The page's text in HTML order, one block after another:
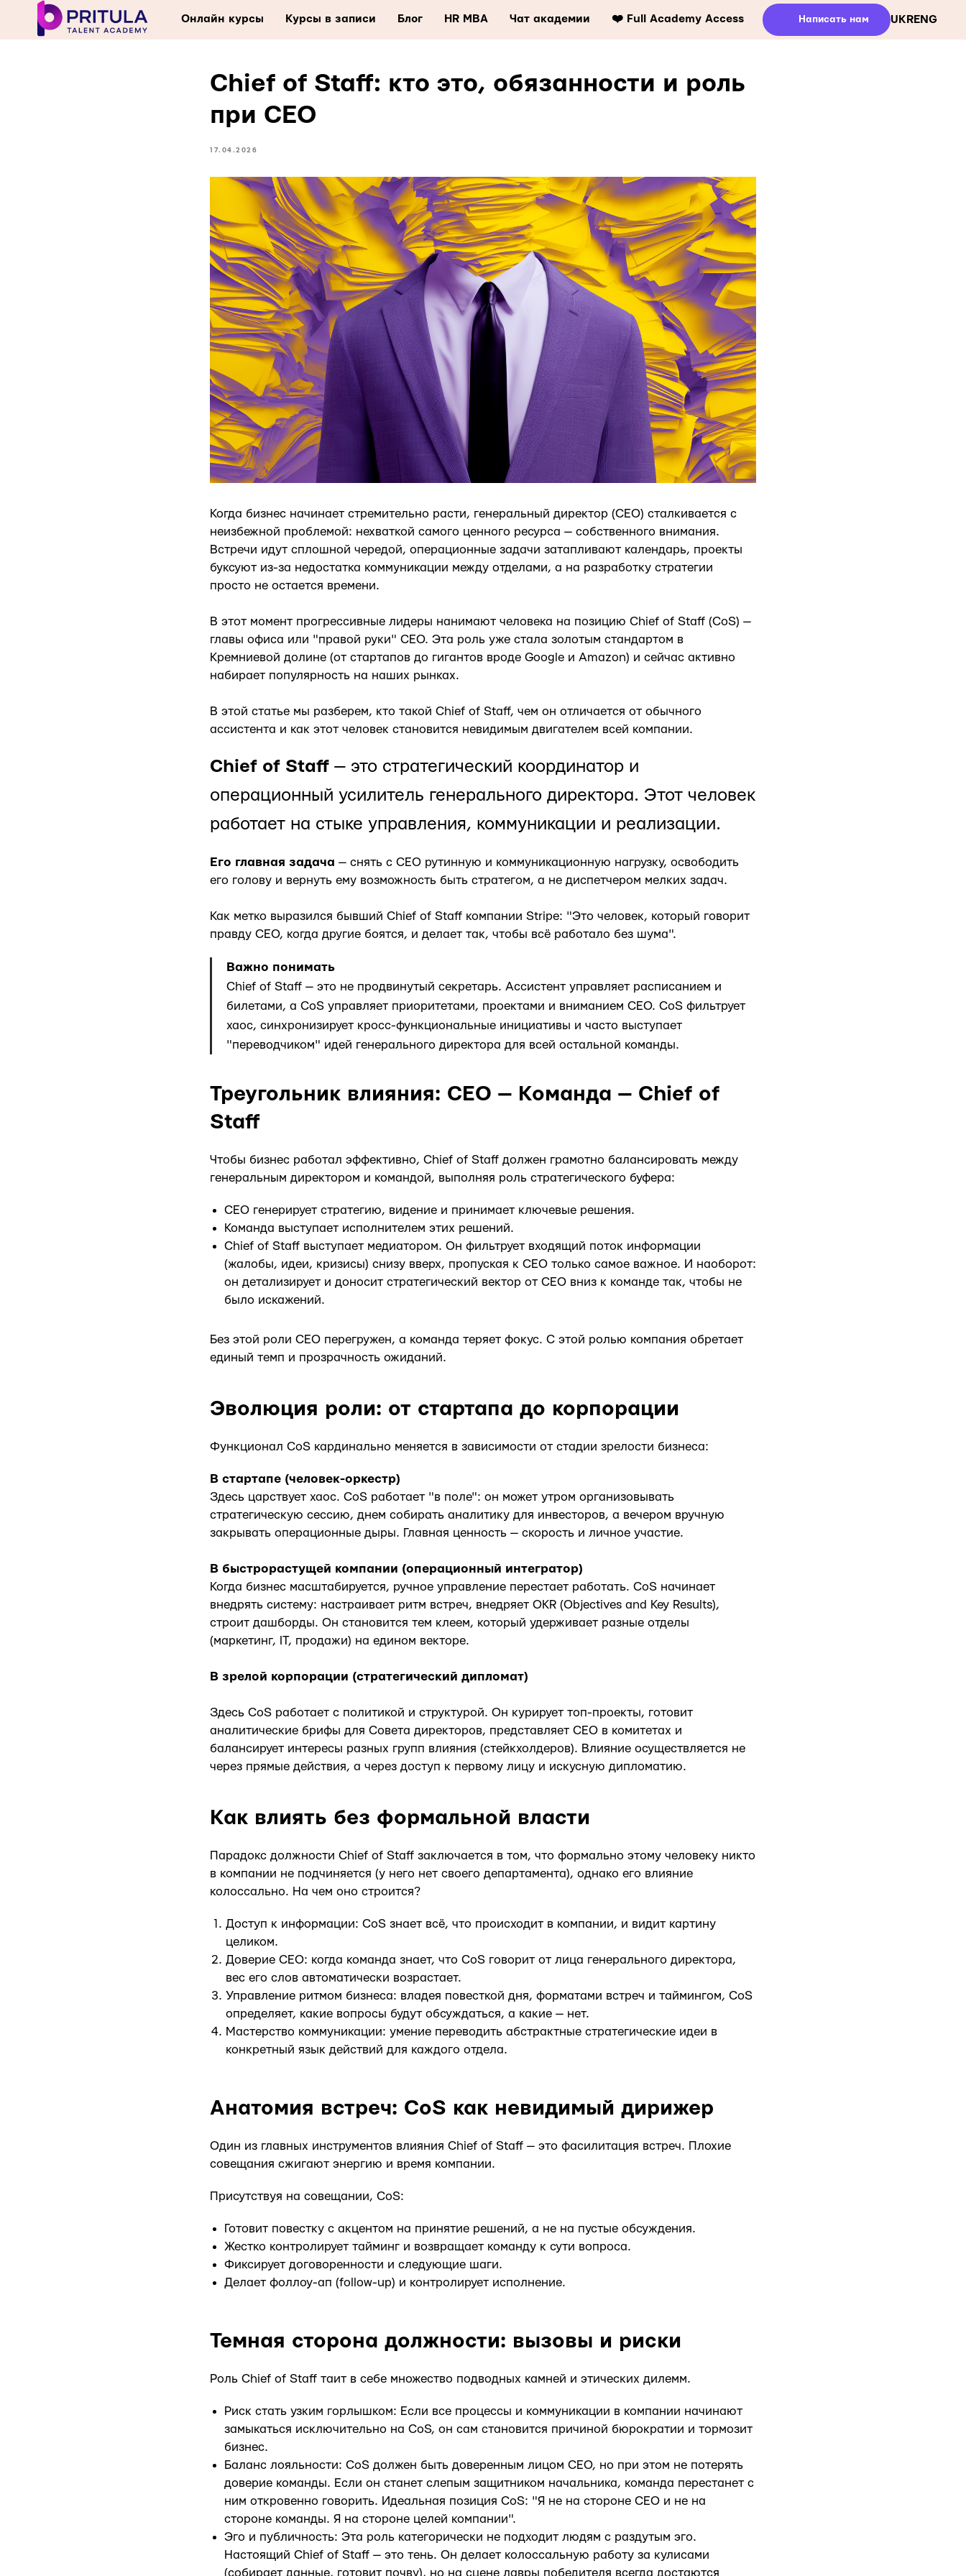
Онлайн курсы Курсы в записи Блог HR MBA Чат академии ❤️ Full Academy Access Написать нам UKR ENG
Chief of Staff: кто это, обязанности и роль
при CEO
17.04.2026
Когда бизнес начинает стремительно расти, генеральный директор (CEO) сталкивается с
неизбежной проблемой: нехваткой самого ценного ресурса — собственного внимания.
Встречи идут сплошной чередой, операционные задачи затапливают календарь, проекты
буксуют из-за недостатка коммуникации между отделами, а на разработку стратегии
просто не остается времени.
В этот момент прогрессивные лидеры нанимают человека на позицию Chief of Staff (CoS) —
главы офиса или "правой руки" CEO. Эта роль уже стала золотым стандартом в
Кремниевой долине (от стартапов до гигантов вроде Google и Amazon) и сейчас активно
набирает популярность на наших рынках.
В этой статье мы разберем, кто такой Chief of Staff, чем он отличается от обычного
ассистента и как этот человек становится невидимым двигателем всей компании.
Chief of Staff — это стратегический координатор и
операционный усилитель генерального директора. Этот человек
работает на стыке управления, коммуникации и реализации.
Его главная задача — снять с CEO рутинную и коммуникационную нагрузку, освободить
его голову и вернуть ему возможность быть стратегом, а не диспетчером мелких задач.
Как метко выразился бывший Chief of Staff компании Stripe: "Это человек, который говорит
правду CEO, когда другие боятся, и делает так, чтобы всё работало без шума".
Важно понимать
Chief of Staff — это не продвинутый секретарь. Ассистент управляет расписанием и
билетами, а CoS управляет приоритетами, проектами и вниманием CEO. CoS фильтрует
хаос, синхронизирует кросс-функциональные инициативы и часто выступает
"переводчиком" идей генерального директора для всей остальной команды.
Треугольник влияния: CEO — Команда — Chief of
Staff
Чтобы бизнес работал эффективно, Chief of Staff должен грамотно балансировать между
генеральным директором и командой, выполняя роль стратегического буфера:
CEO генерирует стратегию, видение и принимает ключевые решения.
Команда выступает исполнителем этих решений.
Chief of Staff выступает медиатором. Он фильтрует входящий поток информации
(жалобы, идеи, кризисы) снизу вверх, пропуская к CEO только самое важное. И наоборот:
он детализирует и доносит стратегический вектор от CEO вниз к команде так, чтобы не
было искажений.
Без этой роли CEO перегружен, а команда теряет фокус. С этой ролью компания обретает
единый темп и прозрачность ожиданий.
Эволюция роли: от стартапа до корпорации
Функционал CoS кардинально меняется в зависимости от стадии зрелости бизнеса:
В стартапе (человек-оркестр)
Здесь царствует хаос. CoS работает "в поле": он может утром организовывать
стратегическую сессию, днем собирать аналитику для инвесторов, а вечером вручную
закрывать операционные дыры. Главная ценность — скорость и личное участие.
В быстрорастущей компании (операционный интегратор)
Когда бизнес масштабируется, ручное управление перестает работать. CoS начинает
внедрять систему: настраивает ритм встреч, внедряет OKR (Objectives and Key Results),
строит дашборды. Он становится тем клеем, который удерживает разные отделы
(маркетинг, IT, продажи) на едином векторе.
В зрелой корпорации (стратегический дипломат)
Здесь CoS работает с политикой и структурой. Он курирует топ-проекты, готовит
аналитические брифы для Совета директоров, представляет CEO в комитетах и
балансирует интересы разных групп влияния (стейкхолдеров). Влияние осуществляется не
через прямые действия, а через доступ к первому лицу и искусную дипломатию.
Как влиять без формальной власти
Парадокс должности Chief of Staff заключается в том, что формально этому человеку никто
в компании не подчиняется (у него нет своего департамента), однако его влияние
колоссально. На чем оно строится?
Доступ к информации: CoS знает всё, что происходит в компании, и видит картину
целиком.
Доверие CEO: когда команда знает, что CoS говорит от лица генерального директора,
вес его слов автоматически возрастает.
Управление ритмом бизнеса: владея повесткой дня, форматами встреч и таймингом, CoS
определяет, какие вопросы будут обсуждаться, а какие — нет.
Мастерство коммуникации: умение переводить абстрактные стратегические идеи в
конкретный язык действий для каждого отдела.
Анатомия встреч: CoS как невидимый дирижер
Один из главных инструментов влияния Chief of Staff — это фасилитация встреч. Плохие
совещания сжигают энергию и время компании.
Присутствуя на совещании, CoS:
Готовит повестку с акцентом на принятие решений, а не на пустые обсуждения.
Жестко контролирует тайминг и возвращает команду к сути вопроса.
Фиксирует договоренности и следующие шаги.
Делает фоллоу-ап (follow-up) и контролирует исполнение.
Темная сторона должности: вызовы и риски
Роль Chief of Staff таит в себе множество подводных камней и этических дилемм.
Риск стать узким горлышком: Если все процессы и коммуникации в компании начинают
замыкаться исключительно на CoS, он сам становится причиной бюрократии и тормозит
бизнес.
Баланс лояльности: CoS должен быть доверенным лицом CEO, но при этом не потерять
доверие команды. Если он станет слепым защитником начальника, команда перестанет с
ним откровенно говорить. Идеальная позиция CoS: "Я не на стороне CEO и не на
стороне команды. Я на стороне целей компании".
Эго и публичность: Эта роль категорически не подходит людям с раздутым эго.
Настоящий Chief of Staff — это тень. Он делает колоссальную работу за кулисами
(собирает данные, готовит почву), но на сцене лавры победителя всегда достаются